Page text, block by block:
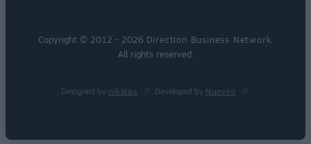
Copyright © 2012 - 2026 Direction Business Network
All rights reserved.
Designed by nikolas Developed by Nuevvo